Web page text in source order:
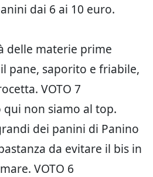
dai 6 ai 10 euro.
delle materie prime
pane, saporito e friabile,
VOTO 7
qui non siamo al top.
dei panini di Panino
da evitare il bis in
VOTO 6